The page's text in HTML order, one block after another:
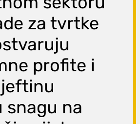
za tvrtke
profite i
snagu na